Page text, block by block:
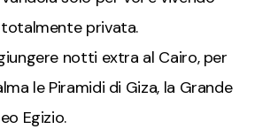
totalmente privata.
notti extra al Cairo, per
le Piramidi di Giza, la Grande
Egizio.